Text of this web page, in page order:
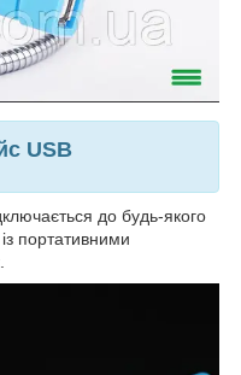
USB
до будь-якого
портативними